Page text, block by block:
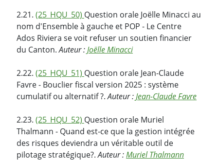
2.21. (25_HQU_50) Question orale Joëlle Minacci au
nom d'Ensemble à gauche et POP - Le Centre
Ados Riviera se voit refuser un soutien financier
du Canton.Auteur :Joëlle Minacci
2.22. (25_HQU_51) Question orale Jean-Claude
Favre - Bouclier fiscal version 2025 : système
cumulatif ou alternatif ?.Auteur :Jean-Claude Favre
2.23. (25_HQU_52) Question orale Muriel
Thalmann - Quand est-ce que la gestion intégrée
des risques deviendra un véritable outil de
pilotage stratégique?.Auteur :Muriel Thalmann